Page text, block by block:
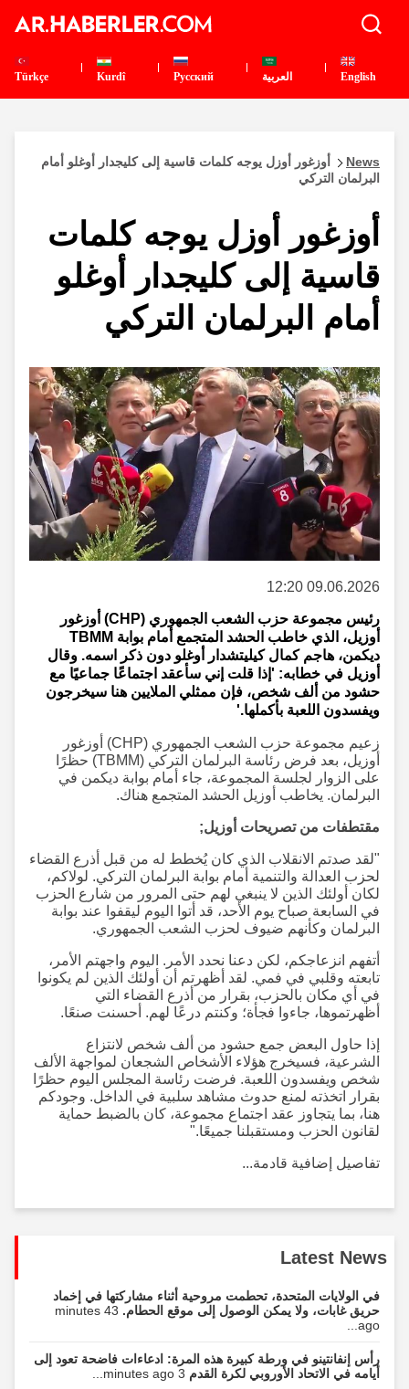
English العربية Pусский
Kurdî
Türkçe
News
أوزغور أوزل يوجه كلمات قاسية إلى كليجدار أوغلو أمام
البرلمان التركي
أوزغور أوزل يوجه كلمات
قاسية إلى كليجدار أوغلو
أمام البرلمان التركي
09.06.2026 12:20
رئيس مجموعة حزب الشعب الجمهوري (CHP) أوزغور
أوزيل، الذي خاطب الحشد المتجمع أمام بوابة TBMM
ديكمن، هاجم كمال كيليتشدار أوغلو دون ذكر اسمه. وقال
أوزيل في خطابه: 'إذا قلت إني سأعقد اجتماعًا جماعيًا مع
حشود من ألف شخص، فإن ممثلي الملايين هنا سيخرجون
ويفسدون اللعبة بأكملها.'
زعيم مجموعة حزب الشعب الجمهوري (CHP) أوزغور
أوزيل، بعد فرض رئاسة البرلمان التركي (TBMM) حظرًا
على الزوار لجلسة المجموعة، جاء أمام بوابة ديكمن في
البرلمان. يخاطب أوزيل الحشد المتجمع هناك.
مقتطفات من تصريحات أوزيل;
"لقد صدتم الانقلاب الذي كان يُخطط له من قبل أذرع القضاء
لحزب العدالة والتنمية أمام بوابة البرلمان التركي. لولاكم،
لكان أولئك الذين لا ينبغي لهم حتى المرور من شارع الحزب
في السابعة صباح يوم الأحد، قد أتوا اليوم ليقفوا عند بوابة
البرلمان وكأنهم ضيوف لحزب الشعب الجمهوري.
أتفهم انزعاجكم، لكن دعنا نحدد الأمر. اليوم واجهتم الأمر،
تابعته وقلبي في فمي. لقد أظهرتم أن أولئك الذين لم يكونوا
في أي مكان بالحزب، بقرار من أذرع القضاء التي
أظهرتموها، جاءوا فجأة؛ وكنتم درعًا لهم. أحسنت صنعًا.
إذا حاول البعض جمع حشود من ألف شخص لانتزاع
الشرعية، فسيخرج هؤلاء الأشخاص الشجعان لمواجهة الألف
شخص ويفسدون اللعبة. فرضت رئاسة المجلس اليوم حظرًا
بقرار اتخذته لمنع حدوث مشاهد سلبية في الداخل. وجودكم
هنا، بما يتجاوز عقد اجتماع مجموعة، كان بالضبط حماية
لقانون الحزب ومستقبلنا جميعًا."
تفاصيل إضافية قادمة...
Latest News
في الولايات المتحدة، تحطمت مروحية أثناء مشاركتها في إخماد
حريق غابات، ولا يمكن الوصول إلى موقع الحطام.
43 minutes
ago...
رأس إنفانتينو في ورطة كبيرة هذه المرة: ادعاءات فاضحة تعود إلى
أيامه في الاتحاد الأوروبي لكرة القدم3 minutes ago...